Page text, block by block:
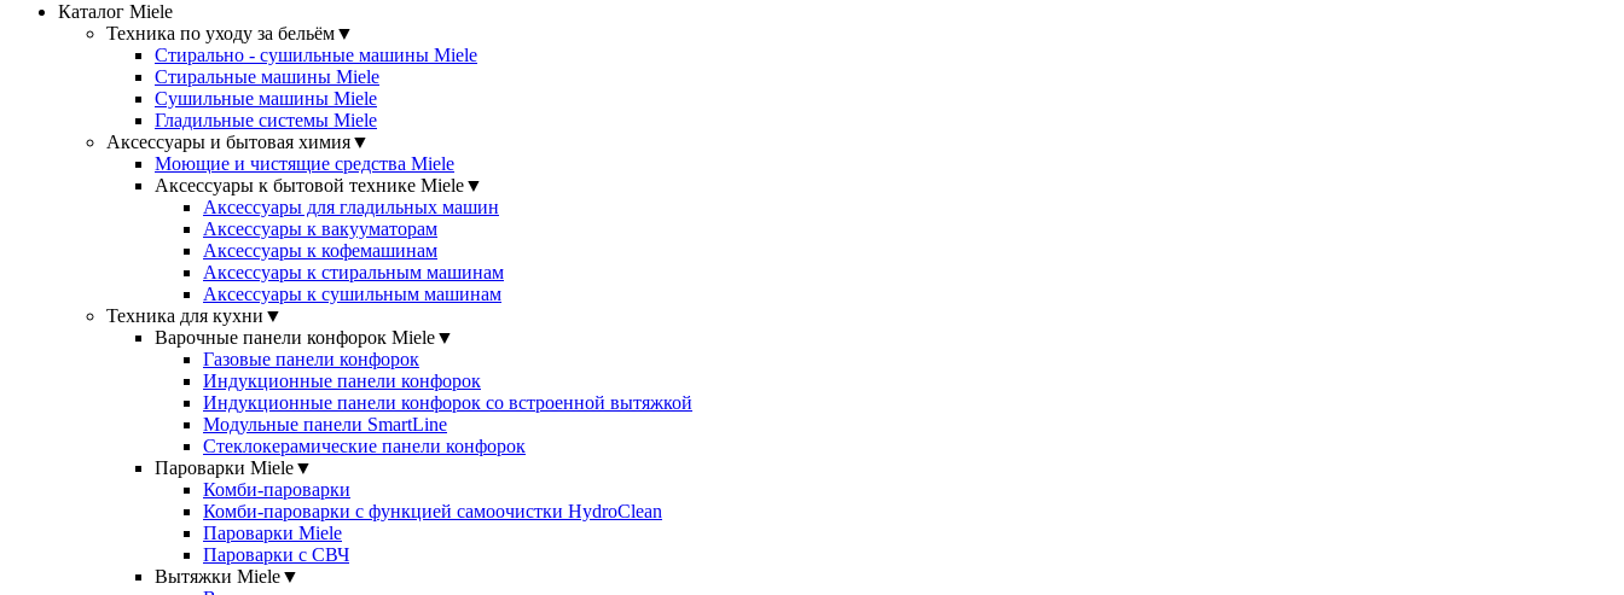
Каталог Miele
Техника по уходу за бельём▼
Стирально - сушильные машины Miele
Стиральные машины Miele
Сушильные машины Miele
Гладильные системы Miele
Аксессуары и бытовая химия▼
Моющие и чистящие средства Miele
Аксессуары к бытовой технике Miele▼
Аксессуары для гладильных машин
Аксессуары к вакууматорам
Аксессуары к кофемашинам
Аксессуары к стиральным машинам
Аксессуары к сушильным машинам
Техника для кухни ▼
Варочные панели конфорок Miele▼
Газовые панели конфорок
Индукционные панели конфорок
Индукционные панели конфорок со встроенной вытяжкой
Модульные панели SmartLine
Стеклокерамические панели конфорок
Пароварки Miele▼
Комби-пароварки
Комби-пароварки с функцией самоочистки HydroClean
Пароварки Miele
Пароварки с СВЧ
Вытяжки Miele▼